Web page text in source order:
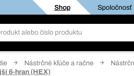
Shop Spoločnosť
Nástrčné kľúče a račne
6-hran (HEX)